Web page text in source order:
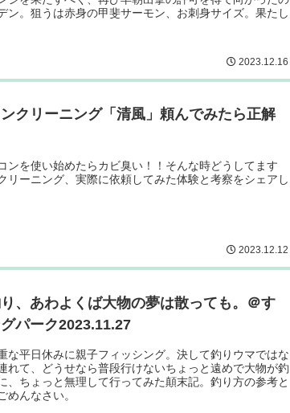
ン。狙うは赤身の甲斐サーモン、お刺身サイズ。果たし
2023.12.16
ンクリーニング「清風」頼んでみたら正解
ンを使い始めたらカビ臭い！！そんな時どうしてます
リーニング、実際に依頼してみた体験と考察をシェアし
2023.12.12
、あわよくば大物の夢は散っても。＠す
パーク2023.11.27
な平日休みに親子フィッシング。決して釣りウマではな
れて、どうせなら普段行けないちょっと遠めで大物が釣
、ちょっと無理して行ってみた顛末記。釣り方の参考と
めんなさい。